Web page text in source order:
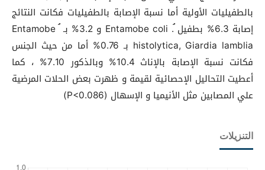
بالطفيليات الأولية أما نسبة الإصابة بالطفيليات فكانت النتائج
إصابة 6.3% بطفيل ُ. Entamobe coli و 3.2% بـ ُ Entamobe
histolytica, Giardia lamblia بـ 0.76% أما من حيث الجنس
فكانت نسبة الإصابة بالإناث 10.4% وبالذكور 7.10% ، كما
أعطيت التحاليل الإحصائية لقيمة و ظهرت بعض الحلات المرضية
علي المصابين مثل الأنيميا و الإسهال (P<0.086)
التنزيلات